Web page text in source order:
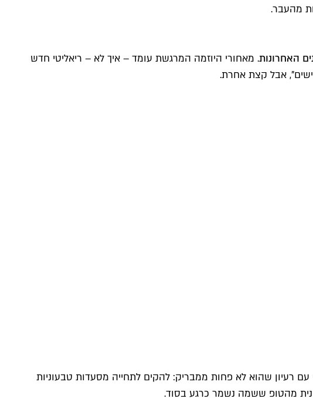
מהעבר.
האחרונות. מאחורי היוזמה המרגשת עומד – איך לא – ריאליטי חדש
רעיון שהוא לא פחות ממבריק: להקים לתחייה מסעדות טבעוניות
מהטופ ששמה נשמר כרגע בסוד.